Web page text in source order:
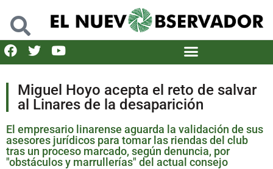
Miguel Hoyo acepta el reto de salvar
al Linares de la desaparición
El empresario linarense aguarda la validación de sus
asesores jurídicos para tomar las riendas del club
tras un proceso marcado, según denuncia, por
"obstáculos y marrullerías" del actual consejo